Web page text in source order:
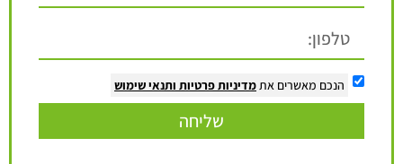
הנכם מאשרים את מדיניות פרטיות ותנאי שימוש
שליחה